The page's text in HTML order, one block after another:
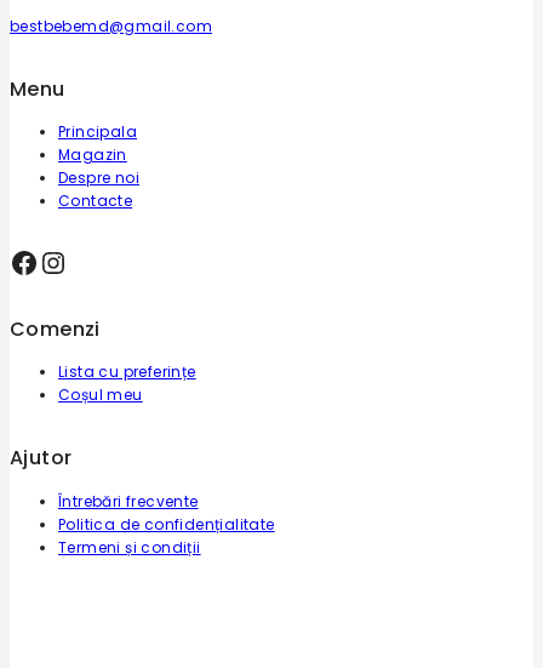
bestbebemd@gmail.com
Menu
Principala
Magazin
Despre noi
Contacte
Facebook
Instagram
Comenzi
Lista cu preferințe
Coșul meu
Ajutor
Întrebări frecvente
Politica de confidențialitate
Termeni și condiții